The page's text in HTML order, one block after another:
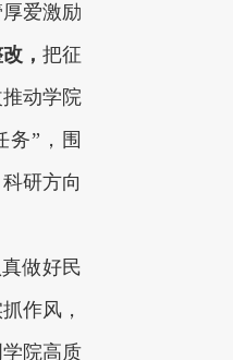
爱激励
， 把征
动学院
务”，围
研方向
做好民
作风，
院高质